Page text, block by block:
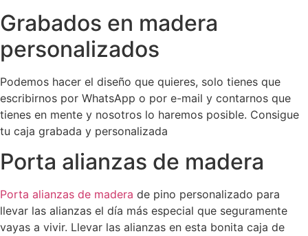
Grabados en madera
personalizados
Podemos hacer el diseño que quieres, solo tienes que
escribirnos por WhatsApp o por e-mail y contarnos que
tienes en mente y nosotros lo haremos posible. Consigue
tu caja grabada y personalizada
Porta alianzas de madera
Porta alianzas de madera de pino personalizado para
llevar las alianzas el día más especial que seguramente
vayas a vivir. Llevar las alianzas en esta bonita caja de